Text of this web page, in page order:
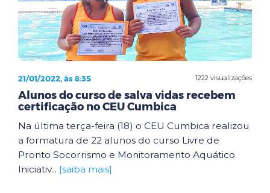
1222 visualizações
21/01/2022, às 8:35
Alunos do curso de salva vidas recebem
certificação no CEU Cumbica
Na última terça-feira (18) o CEU Cumbica realizou
a formatura de 22 alunos do curso Livre de
Pronto Socorrismo e Monitoramento Aquático.
Iniciativ... [saiba mais]